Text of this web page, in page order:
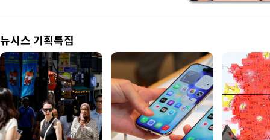
뉴시스 기획특집